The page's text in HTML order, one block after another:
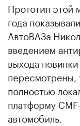
00:00 /
Прототип
года
АвтоВАЗа
введением
выхода
пересмотрены,
полностью
платформу
автомобиль.